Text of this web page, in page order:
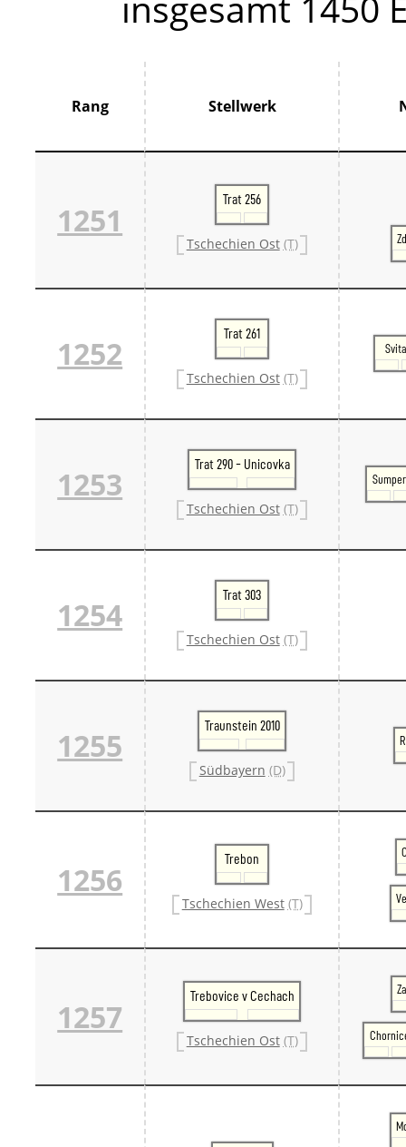
Italien
Rang Stellwerk
1251
Trat 256
Tschechien Ost (T)
1252
Trat 261
Tschechien Ost (T)
1253
Trat 290 - Unicovka
Tschechien Ost (T)
1254
Trat 303
Tschechien Ost (T)
1255
Traunstein 2010
Südbayern (D)
1256
Trebon
Tschechien West (T)
1257
Trebovice v Cechach
Tschechien Ost (T)